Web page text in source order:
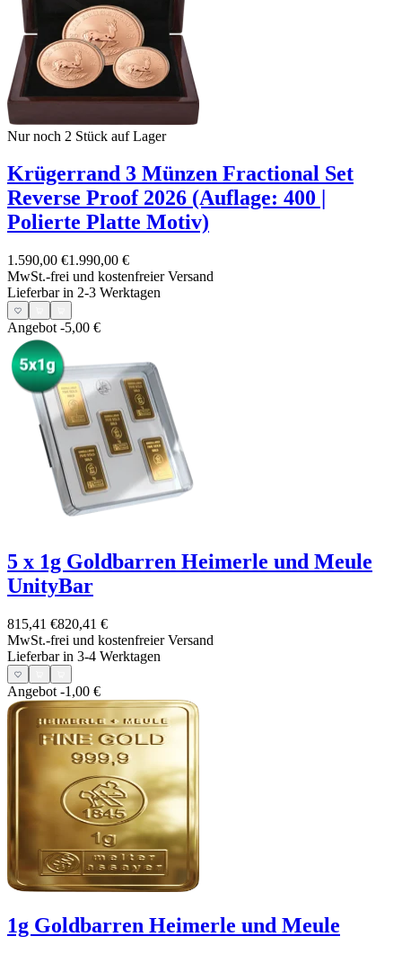
Nur noch 2 Stück auf Lager
Krügerrand 3 Münzen Fractional Set
Reverse Proof 2026 (Auflage: 400 |
Polierte Platte Motiv)
1.590,00 €1.990,00 €
MwSt.-frei und kostenfreier Versand
Lieferbar in 2-3 Werktagen
Angebot -5,00 €
5 x 1g Goldbarren Heimerle und Meule
UnityBar
815,41 €820,41 €
MwSt.-frei und kostenfreier Versand
Lieferbar in 3-4 Werktagen
Angebot -1,00 €
1g Goldbarren Heimerle und Meule